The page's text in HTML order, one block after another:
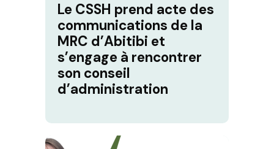
Le CSSH prend acte des
communications de la
MRC d’Abitibi et
s’engage à rencontrer
son conseil
d’administration